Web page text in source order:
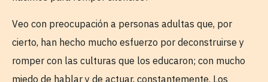
Veo con preocupación a personas adultas que, por
cierto, han hecho mucho esfuerzo por deconstruirse y
romper con las culturas que los educaron; con mucho
miedo de hablar y de actuar, constantemente. Los